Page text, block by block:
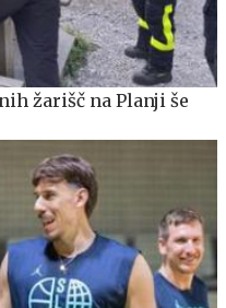
žarišč na Planji še